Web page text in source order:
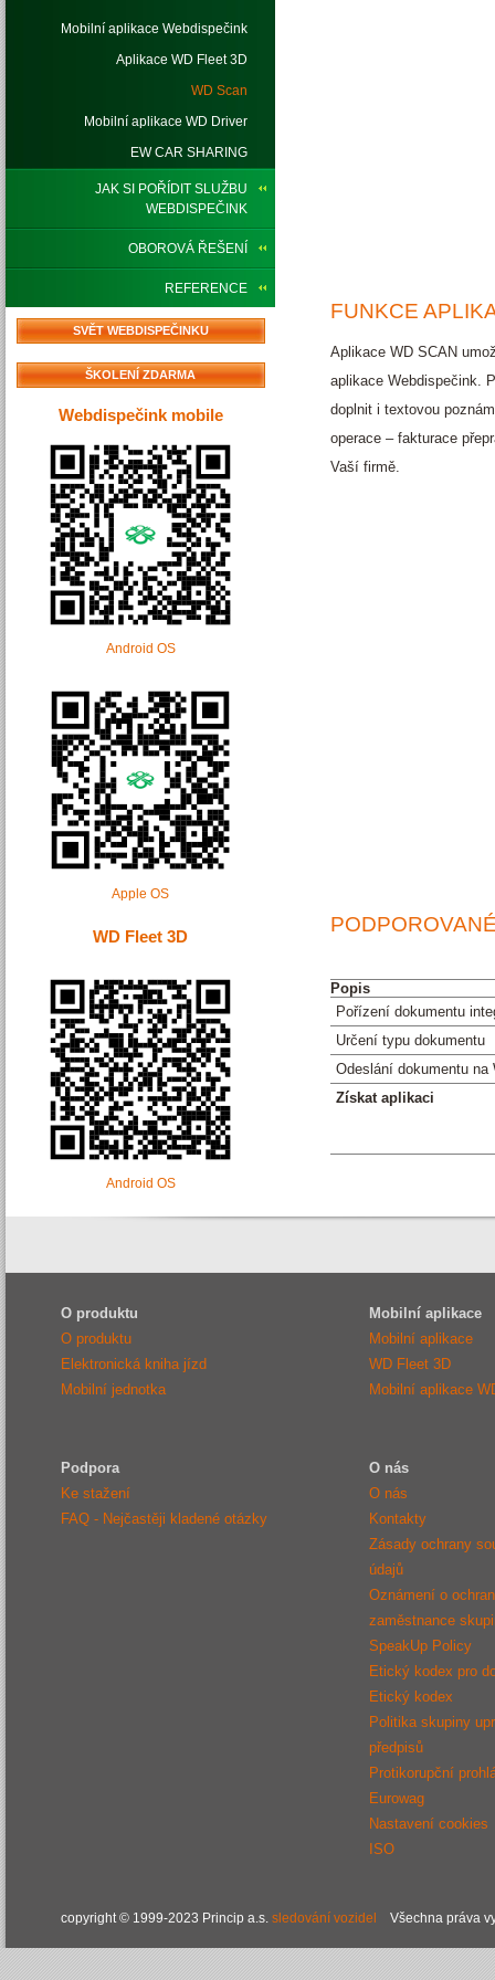
Mobilní aplikace Webdispečink
Aplikace WD Fleet 3D
WD Scan
Mobilní aplikace WD Driver
EW CAR SHARING
JAK SI POŘÍDIT SLUŽBU
WEBDISPEČINK
OBOROVÁ ŘEŠENÍ
REFERENCE
SVĚT WEBDISPEČINKU
ŠKOLENÍ ZDARMA
Webdispečink mobile
Android OS
Apple OS
WD Fleet 3D
Android OS
FUNKCE
Aplikace WD SCAN
aplikace Webdispečink.
doplnit i textovou
operace – fakturace
Vaší firmě.
Popis
Pořízení dokumentu
Určení typu dokumentu
Odeslání dokumentu na
Získat aplikaci
O produktu
O produktu
Elektronická kniha jízd
Mobilní jednotka
Mobilní aplikace
Mobilní aplikace
WD Fleet 3D
Mobilní aplikace
Podpora
Ke stažení
FAQ - Nejčastěji kladené otázky
O nás
O nás
Kontakty
Zásady ochrany
údajů
Oznámení o
zaměstnance
SpeakUp Policy
Etický kodex pro
Etický kodex
Politika skupiny
předpisů
Protikorupční
Eurowag
Nastavení cookies
ISO
copyright © 1999-2023 Princip a.s. sledování vozidel Všechna práva